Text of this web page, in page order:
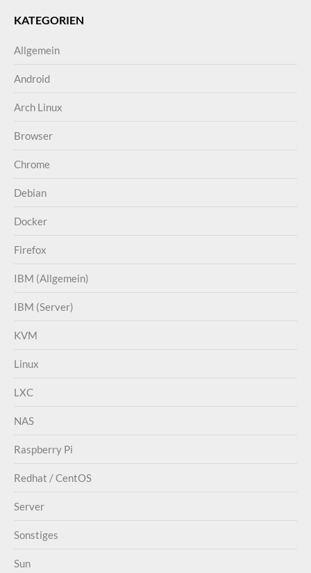
KATEGORIEN
Allgemein
Android
Arch Linux
Browser
Chrome
Debian
Docker
Firefox
IBM (Allgemein)
IBM (Server)
KVM
Linux
LXC
NAS
Raspberry Pi
Redhat / CentOS
Server
Sonstiges
Sun